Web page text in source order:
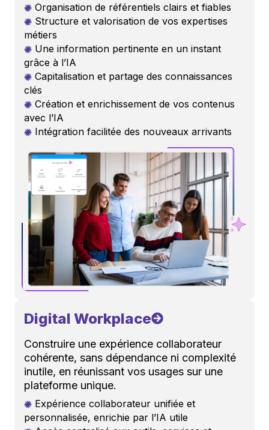
Organisation de référentiels clairs et fiables
Structure et valorisation de vos expertises
métiers
Une information pertinente en un instant
grâce à l’IA
Capitalisation et partage des connaissances
clés
Création et enrichissement de vos contenus
avec l’IA
Intégration facilitée des nouveaux arrivants
Digital Workplace
Construire une expérience collaborateur
cohérente, sans dépendance ni complexité
inutile, en réunissant vos usages sur une
plateforme unique.
Expérience collaborateur unifiée et
personnalisée, enrichie par l’IA utile